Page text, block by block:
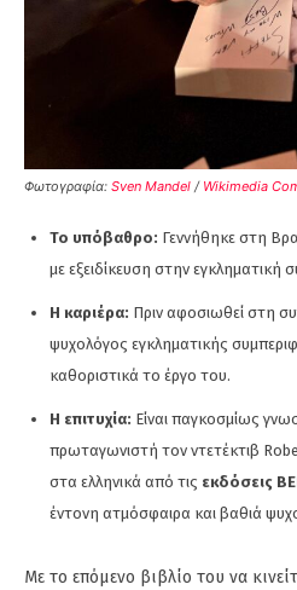
Φωτογραφία: Sven Mandel / Wikimedia
Το υπόβαθρο: Γεννήθηκε στη
με εξειδίκευση στην εγκληματική
Η καριέρα: Πριν αφοσιωθεί στη
ψυχολόγος εγκληματικής
καθοριστικά το έργο του.
Η επιτυχία: Είναι παγκοσμίως
πρωταγωνιστή τον ντετέκτιβ
στα ελληνικά από τις εκδόσεις
έντονη ατμόσφαιρα και βαθιά
Με το επόμενο βιβλίο του να